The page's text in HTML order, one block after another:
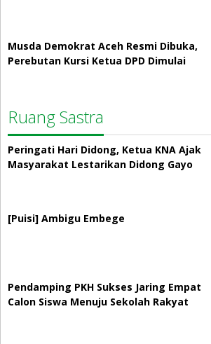
Musda Demokrat Aceh Resmi Dibuka,
Perebutan Kursi Ketua DPD Dimulai
Ruang Sastra
Peringati Hari Didong, Ketua KNA Ajak
Masyarakat Lestarikan Didong Gayo
[Puisi] Ambigu Embege
Pendamping PKH Sukses Jaring Empat
Calon Siswa Menuju Sekolah Rakyat